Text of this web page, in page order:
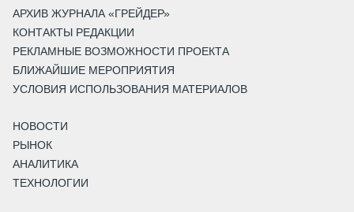
АРХИВ ЖУРНАЛА «ГРЕЙДЕР»
КОНТАКТЫ РЕДАКЦИИ
РЕКЛАМНЫЕ ВОЗМОЖНОСТИ ПРОЕКТА
БЛИЖАЙШИЕ МЕРОПРИЯТИЯ
УСЛОВИЯ ИСПОЛЬЗОВАНИЯ МАТЕРИАЛОВ
НОВОСТИ
РЫНОК
АНАЛИТИКА
ТЕХНОЛОГИИ